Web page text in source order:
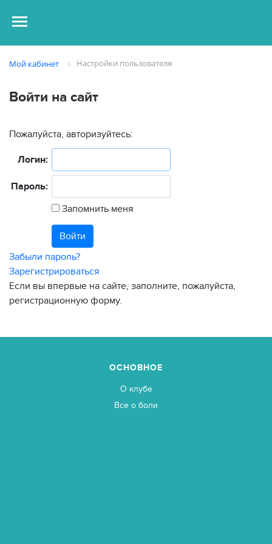
Мой кабинет Настройки пользователя
Войти на сайт
Пожалуйста, авторизуйтесь:
Логин:
Пароль:
Запомнить меня
Забыли пароль?
Зарегистрироваться
Если вы впервые на сайте, заполните, пожалуйста,
регистрационную форму.
ОСНОВНОЕ
О клубе
Все о боли